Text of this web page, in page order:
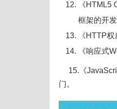
《
框架的开
《HTTP
《响应式
15.《
门。